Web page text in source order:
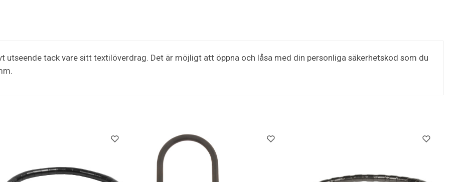
utseende tack vare sitt textilöverdrag. Det är möjligt att öppna och låsa med din personliga säkerhetskod som du